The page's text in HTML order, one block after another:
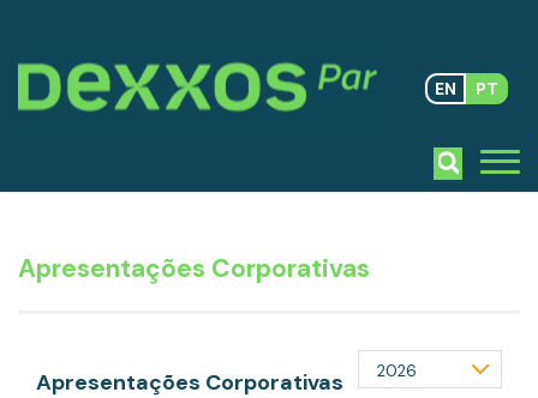
EN PT
Apresentações Corporativas
Apresentações Corporativas